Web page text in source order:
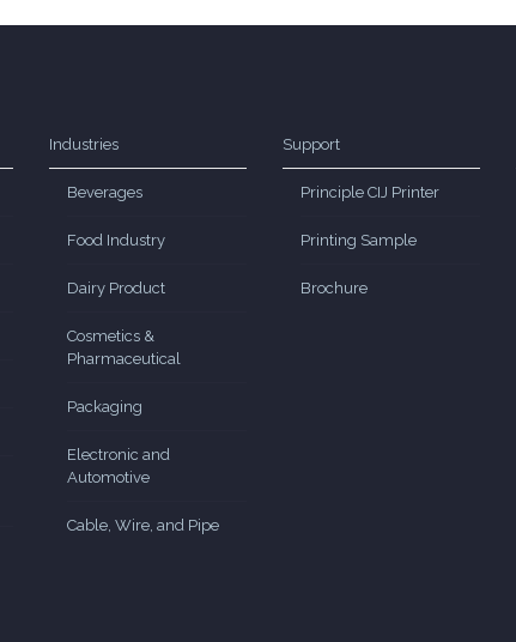
Industries
Beverages
Food Industry
Dairy Product
Cosmetics &
Pharmaceutical
Packaging
Electronic and
Automotive
Cable, Wire, and Pipe
Support
Principle CIJ Printer
Printing Sample
Brochure